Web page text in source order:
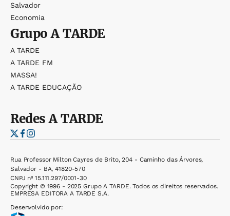
Salvador
Economia
GrupoA TARDE
A TARDE
A TARDE FM
MASSA!
A TARDE EDUCAÇÃO
RedesA TARDE
Rua Professor Milton Cayres de Brito, 204 - Caminho das Árvores,
Salvador - BA, 41820-570
CNPJ nº 15.111.297/0001-30
Copyright © 1996 - 2025 Grupo A TARDE. Todos os direitos reservados.
EMPRESA EDITORA A TARDE S.A.
Desenvolvido por: